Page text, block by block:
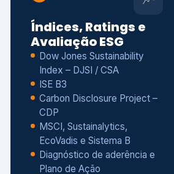
Índices, Ratings e
Avaliação ESG
Dow Jones Sustainability
Index – DJSI / CSA
ISE B3
Carbon Disclosure Project –
CDP
MSCI, Sustainalytics,
EcoVadis e Sistema B
Diagnóstico de aderência e
Plano de Ação